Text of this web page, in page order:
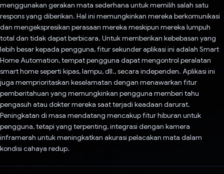
menggunakan gerakan mata sederhana untuk memilih salah satu
respons yang diberikan. Hal ini memungkinkan mereka berkomunikasi
dan mengekspresikan perasaan mereka meskipun mereka lumpuh
total dan tidak dapat berbicara. Untuk memberikan kebebasan yang
lebih besar kepada pengguna, fitur sekunder aplikasi ini adalah Smart
Home Automation, tempat pengguna dapat mengontrol peralatan
smart home seperti kipas, lampu, dll., secara independen. Aplikasi ini
juga memprioritaskan keselamatan dengan menawarkan fitur
pemberitahuan yang memungkinkan pengguna memberi tahu
pengasuh atau dokter mereka saat terjadi keadaan darurat.
Peningkatan di masa mendatang mencakup fitur hiburan untuk
pengguna, tetapi yang terpenting, integrasi dengan kamera
inframerah untuk meningkatkan akurasi pelacakan mata dalam
kondisi cahaya redup.